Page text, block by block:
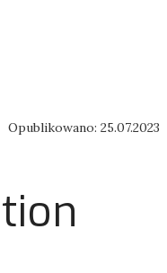
Opublikowano: 25.07.2023